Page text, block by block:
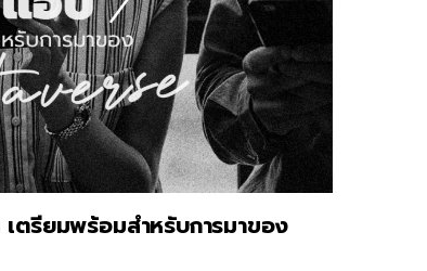
ตรียมพร้อมสำหรับการมาของ